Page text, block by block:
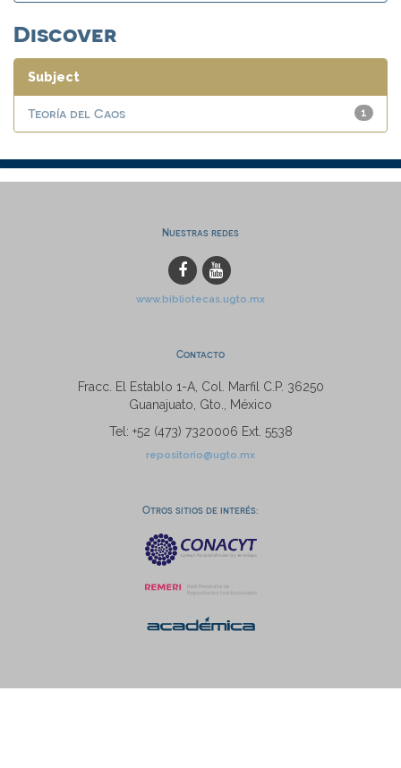
Discover
Subject
1
Teoría del Caos
Nuestras redes
www.bibliotecas.ugto.mx
Contacto
Fracc. El Establo 1-A, Col. Marfil C.P. 36250
Guanajuato, Gto., México
Tel: +52 (473) 7320006 Ext. 5538
repositorio@ugto.mx
Otros sitios de interés: